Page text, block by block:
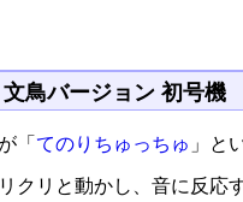
鳥バージョン 初号機
「 てのりちゅっちゅ 」と
クリと動かし、音に反